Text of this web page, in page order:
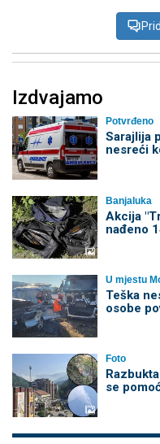
Izdvajamo
Potvrđeno
Sarajlija
nesreći
Banjaluka
Akcija
nađeno
U mjestu
Teška
osobe
Foto
se